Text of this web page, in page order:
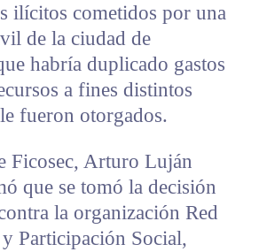
ilícitos cometidos por una
de la ciudad de
habría duplicado gastos
a fines distintos
fueron otorgados.
Ficosec, Arturo Luján
que se tomó la decisión
la organización Red
Participación Social,